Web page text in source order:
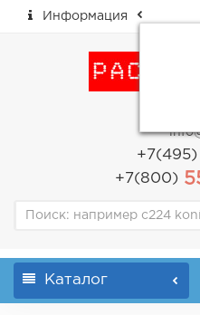
Информация
пн-
+7(495)
+7(800)
Каталог